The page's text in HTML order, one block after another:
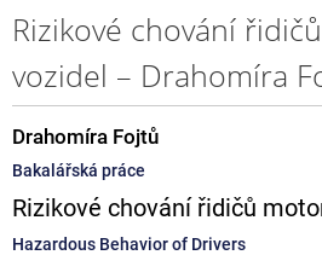
Rizikové chování
vozidel – Drahomíra
Drahomíra Fojtů
Bakalářská práce
Rizikové chování řidičů
Hazardous Behavior of Drivers